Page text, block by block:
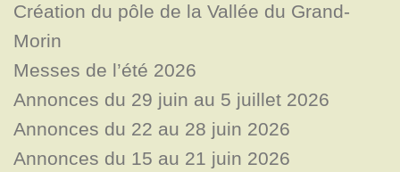
Création du pôle de la Vallée du Grand-
Morin
Messes de l’été 2026
Annonces du 29 juin au 5 juillet 2026
Annonces du 22 au 28 juin 2026
Annonces du 15 au 21 juin 2026